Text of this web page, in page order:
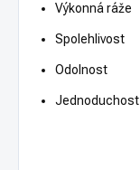
Výkonná ráže
Spolehlivost
Odolnost
Jednoduchost